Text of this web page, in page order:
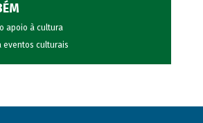
o apoio à cultura
eventos culturais